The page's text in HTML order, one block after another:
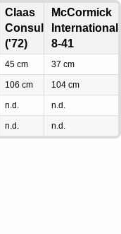
Claas
Consul
('72)
McCormick
International
8-41
45 cm 37 cm
106 cm 104 cm
n.d. n.d.
n.d. n.d.